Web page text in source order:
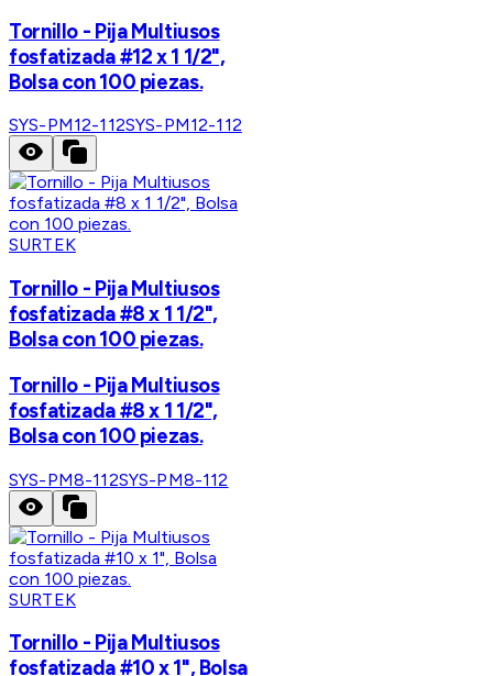
Tornillo - Pija Multiusos
fosfatizada #12 x 1 1/2",
Bolsa con 100 piezas.
SYS-PM12-112SYS-PM12-112
SURTEK
Tornillo - Pija Multiusos
fosfatizada #8 x 1 1/2",
Bolsa con 100 piezas.
Tornillo - Pija Multiusos
fosfatizada #8 x 1 1/2",
Bolsa con 100 piezas.
SYS-PM8-112SYS-PM8-112
SURTEK
Tornillo - Pija Multiusos
fosfatizada #10 x 1", Bolsa